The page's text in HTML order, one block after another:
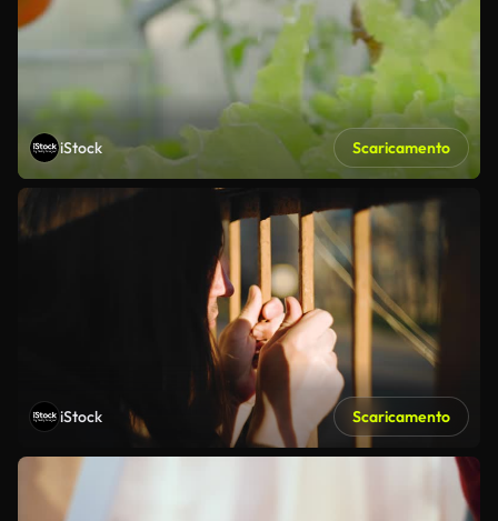
iStock Scaricamento
iStock Scaricamento